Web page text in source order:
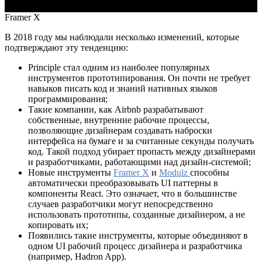
Framer X
В 2018 году мы наблюдали несколько изменений, которые
подтверждают эту тенденцию:
Principle стал одним из наиболее популярных
инструментов прототипирования. Он почти не требует
навыков писать код и знаний нативных языков
программирования;
Такие компании, как Airbnb разрабатывают
собственные, внутренние рабочие процессы,
позволяющие дизайнерам создавать наброски
интерфейса на бумаге и за считанные секунды получать
код. Такой подход убирает пропасть между дизайнерами
и разработчиками, работающими над дизайн-системой;
Новые инструменты Framer X и Modulz способны
автоматически преобразовывать UI паттерны в
компоненты React. Это означает, что в большинстве
случаев разработчики могут непосредственно
использовать прототипы, созданные дизайнером, а не
копировать их;
Появились такие инструменты, которые объединяют в
одном UI рабочий процесс дизайнера и разработчика
(например, Hadron App).